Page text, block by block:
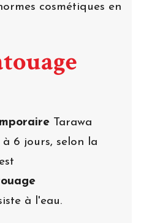
cosmétiques en
Tarawa
6 jours, selon la
à l'eau.